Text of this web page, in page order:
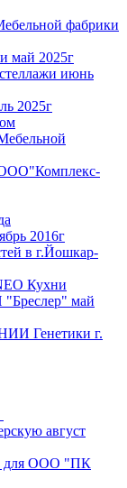
фабрики
май 2025г
июнь
2025г
ООО"Комплекс-
2016г
в г.Йошкар-
Кухни
май
Генетики г.
август
для ООО "ПК